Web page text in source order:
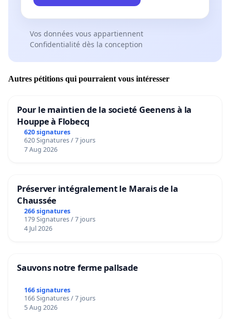
Vos données vous appartiennent
Confidentialité dès la conception
Autres pétitions qui pourraient vous intéresser
Pour le maintien de la societé Geenens à la
Houppe à Flobecq
620 signatures
620 Signatures / 7 jours
7 Aug 2026
Préserver intégralement le Marais de la
Chaussée
266 signatures
179 Signatures / 7 jours
4 Jul 2026
Sauvons notre ferme pallsade
166 signatures
166 Signatures / 7 jours
5 Aug 2026